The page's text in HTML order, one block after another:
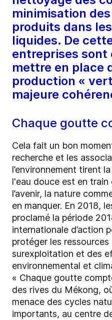
minimisation
produits dans
liquides. De
entreprises sont
mettre en place
production «
majeure
Chaque goutte
Cela fait un bon
recherche et les
l’environnement tirent
l'eau douce est en train
l’avenir, la nature
en manquer. En 2018,
proclamé la période
internationale d’action
protéger les ressources
surexploitation et des
environnemental et
« Chaque goutte
des rives du Mékong,
menace des cycles
importants, au centre